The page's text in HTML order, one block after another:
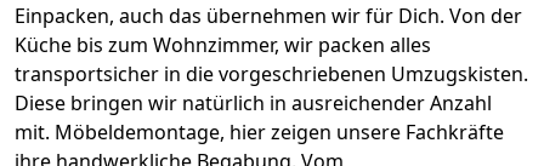
Einpacken, auch das übernehmen wir für Dich. Von der
Küche bis zum Wohnzimmer, wir packen alles
transportsicher in die vorgeschriebenen Umzugskisten.
Diese bringen wir natürlich in ausreichender Anzahl
mit. Möbeldemontage, hier zeigen unsere Fachkräfte